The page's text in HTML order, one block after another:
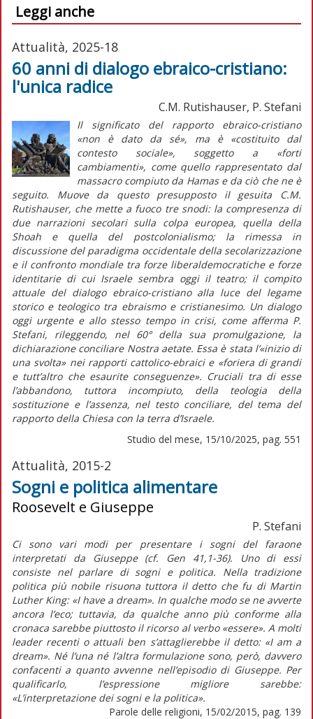
Leggi anche
Attualità, 2025-18
60 anni di dialogo ebraico-cristiano:
l'unica radice
C.M. Rutishauser, P. Stefani
Il significato del rapporto ebraico-cristiano
«non è dato da sé», ma è «costituito dal
contesto sociale», soggetto a «forti
cambiamenti», come quello rappresentato dal
massacro compiuto da Hamas e da ciò che ne è
seguito. Muove da questo presupposto il gesuita C.M.
Rutishauser, che mette a fuoco tre snodi: la compresenza di
due narrazioni secolari sulla colpa europea, quella della
Shoah e quella del postcolonialismo; la rimessa in
discussione del paradigma occidentale della secolarizzazione
e il confronto mondiale tra forze liberaldemocratiche e forze
identitarie di cui Israele sembra oggi il teatro; il compito
attuale del dialogo ebraico-cristiano alla luce del legame
storico e teologico tra ebraismo e cristianesimo. Un dialogo
oggi urgente e allo stesso tempo in crisi, come afferma P.
Stefani, rileggendo, nel 60° della sua promulgazione, la
dichiarazione conciliare Nostra aetate. Essa è stata l’«inizio di
una svolta» nei rapporti cattolico-ebraici e «foriera di grandi
e tutt’altro che esaurite conseguenze». Cruciali tra di esse
l’abbandono, tuttora incompiuto, della teologia della
sostituzione e l’assenza, nel testo conciliare, del tema del
rapporto della Chiesa con la terra d’Israele.
Studio del mese, 15/10/2025, pag. 551
Attualità, 2015-2
Sogni e politica alimentare
Roosevelt e Giuseppe
P. Stefani
Ci sono vari modi per presentare i sogni del faraone
interpretati da Giuseppe (cf. Gen 41,1-36). Uno di essi
consiste nel parlare di sogni e politica. Nella tradizione
politica più nobile risuona tuttora il detto che fu di Martin
Luther King: «I have a dream». In qualche modo se ne avverte
ancora l’eco; tuttavia, da qualche anno più conforme alla
cronaca sarebbe piuttosto il ricorso al verbo «essere». A molti
leader recenti o attuali ben s’attaglierebbe il detto: «I am a
dream». Né l’una né l’altra formulazione sono, però, davvero
confacenti a quanto avvenne nell’episodio di Giuseppe. Per
qualificarlo, l’espressione migliore sarebbe:
«L’interpretazione dei sogni e la politica».
Parole delle religioni, 15/02/2015, pag. 139